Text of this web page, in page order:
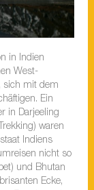
in Indien
West-
sich mit dem
Ein
in Darjeeling
waren
Indiens
nicht so
und Bhutan
Ecke,